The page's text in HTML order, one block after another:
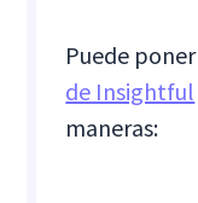
Puede poner
de Insightful
maneras: